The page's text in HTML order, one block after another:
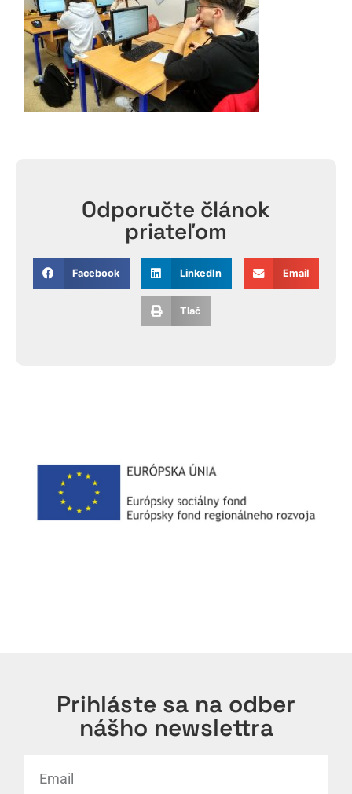
Odporučte článok
priateľom
Facebook LinkedIn Email
Tlač
Prihláste sa na odber
nášho newslettra